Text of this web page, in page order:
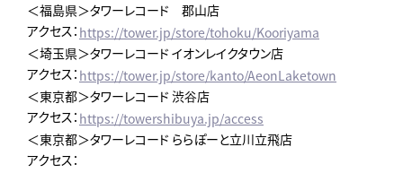
＜福島県＞タワーレコード 郡山店
アクセス： https://tower.jp/store/tohoku/Kooriyama
＜埼玉県＞タワーレコード イオンレイクタウン店
アクセス： https://tower.jp/store/kanto/AeonLaketown
＜東京都＞タワーレコード 渋谷店
アクセス： https://towershibuya.jp/access
＜東京都＞タワーレコード ららぽーと立川立飛店
アクセス：